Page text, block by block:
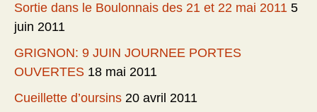
Sortie dans le Boulonnais des 21 et 22 mai 2011 5
juin 2011
GRIGNON: 9 JUIN JOURNEE PORTES
OUVERTES 18 mai 2011
Cueillette d’oursins 20 avril 2011